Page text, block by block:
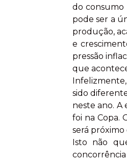
do consumo
pode ser a
produção,
e
pressão
que
sido
neste ano. A
foi na Copa.
será próximo
Isto não